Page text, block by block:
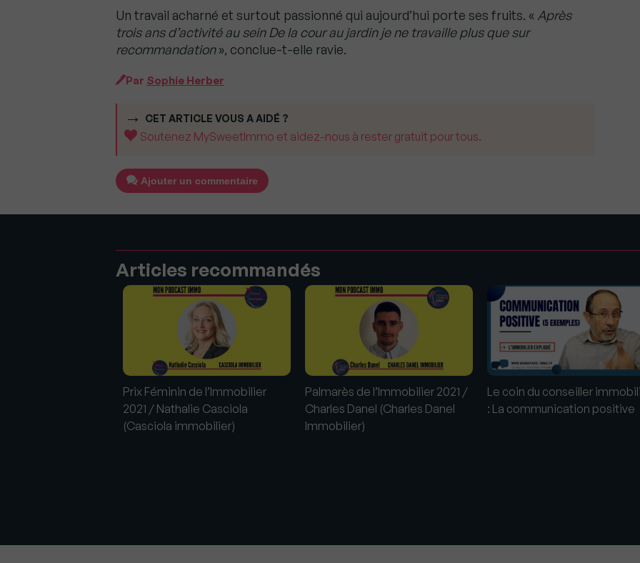
Un travail acharné et surtout passionné qui aujourd’hui porte ses fruits. « Après
trois ans d’activité au sein De la cour au jardin je ne travaille plus que sur
recommandation», conclue-t-elle ravie.
Par Sophie Herber
CET ARTICLE VOUS A AIDÉ ?
Soutenez MySweetImmo et aidez-nous à rester gratuit pour tous.
Ajouter un commentaire
Articles recommandés
Prix Féminin de l’Immobilier
2021 / Nathalie Casciola
(Casciola immobilier)
Palmarès de l’Immobilier 2021 /
Charles Danel (Charles Danel
Immobilier)
Le coin du conseiller
: La communication positive